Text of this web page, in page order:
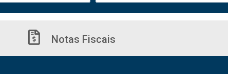
Notas Fiscais